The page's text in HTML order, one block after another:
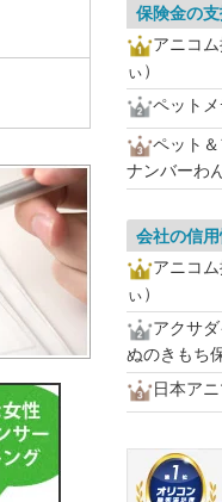
保険金の
アニコ
ぃ）
ペットメ
ペット
ナンバーわん
会社の信
アニコ
ぃ）
アクサ
ぬのきもち
日本ア